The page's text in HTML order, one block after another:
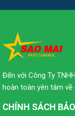
Đến với Công Ty
hoàn toàn yên tâm
CHÍNH SÁCH